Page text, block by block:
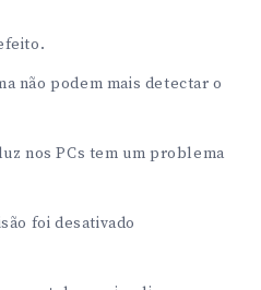
não podem mais detectar o
nos PCs tem um problema
foi desativado